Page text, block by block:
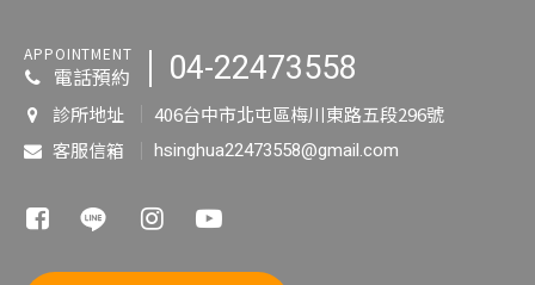
APPOINTMENT
電話預約 04-22473558
診所地址
406台中市北屯區梅川東路五段296號
客服信箱
hsinghua22473558@gmail.com